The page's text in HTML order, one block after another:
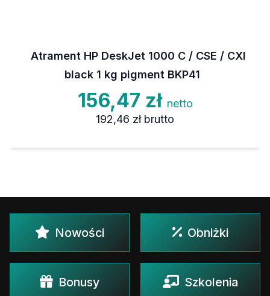
Atrament HP DeskJet 1000 C / CSE / CXI
black 1 kg pigment BKP41
156,47 zł netto
192,46 zł brutto
Nowości Obniżki
Bonusy Szkolenia